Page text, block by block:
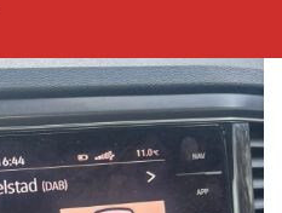
van 0 Volgend uur